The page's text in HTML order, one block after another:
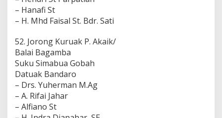
– Hanafi St
– H. Mhd Faisal St. Bdr. Sati
52. Jorong Kuruak P. Akaik/
Balai Bagamba
Suku Simabua Gobah
Datuak Bandaro
– Drs. Yuherman M.Ag
– A. Rifai Jahar
– Alfiano St